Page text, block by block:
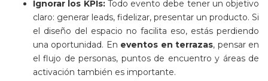
Ignorar los KPIs:Todo evento debe tener un objetivo
claro: generar leads, fidelizar, presentar un producto. Si
el diseño del espacio no facilita eso, estás perdiendo
una oportunidad. En eventos en terrazas, pensar en
el flujo de personas, puntos de encuentro y áreas de
activación también es importante.